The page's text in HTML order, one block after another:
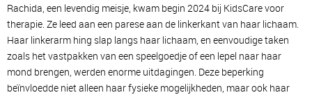
Rachida, een levendig meisje, kwam begin 2024 bij KidsCare voor
therapie. Ze leed aan een parese aan de linkerkant van haar lichaam.
Haar linkerarm hing slap langs haar lichaam, en eenvoudige taken
zoals het vastpakken van een speelgoedje of een lepel naar haar
mond brengen, werden enorme uitdagingen. Deze beperking
beïnvloedde niet alleen haar fysieke mogelijkheden, maar ook haar